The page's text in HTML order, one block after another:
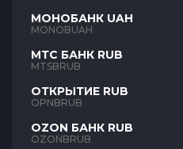
МОНОБАНК UAH
MONOBUAH
МТС БАНК RUB
MTSBRUB
ОТКРЫТИЕ RUB
OPNBRUB
OZON БАНК RUB
OZONBRUB